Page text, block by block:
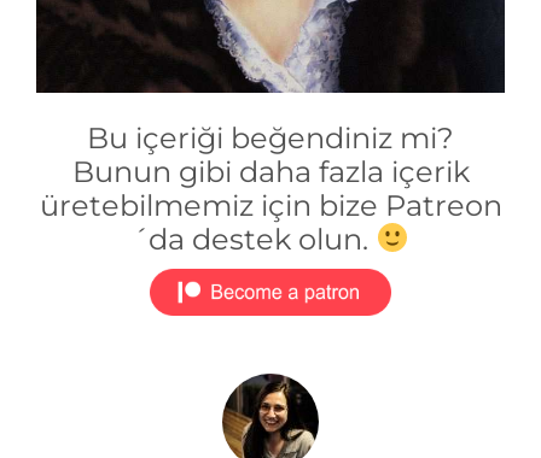
Bu içeriği beğendiniz mi?
Bunun gibi daha fazla içerik
üretebilmemiz için bize Patreon
´da destek olun.